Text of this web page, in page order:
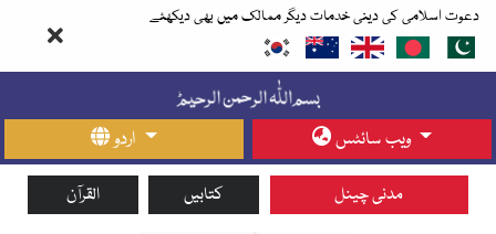
دعوت اسلامی کی دینی خدمات دیگر ممالک میں بھی دیکھئے
اردو ویب سائٹس
القرآن کتابیں مدنی چینل